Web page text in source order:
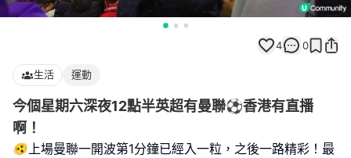
4 0
生活 運動
今個星期六深夜12點半英超有曼聯⚽️香港有直播
啊！
🫨上場曼聯一開波第1分鐘已經入一粒，之後一路精彩！最